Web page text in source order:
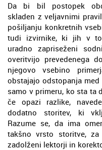
Da bi bil postopek
skladen z veljavnimi
pošiljanju konkretnih
tudi izvirnike, ki jih v
uradno zapriseženi
overitvijo prevedenega
njegovo vsebino
obstajajo odstopanja
samo v primeru, ko sta ta
če opazi razlike,
dodatno storitev, ki
Razume se, da ima
takšno vrsto storitve,
zadolženi lektorji in